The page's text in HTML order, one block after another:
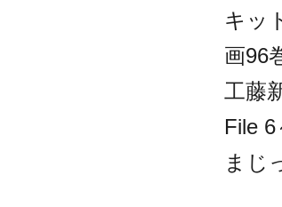
キッ
画96
工藤
File
まじ